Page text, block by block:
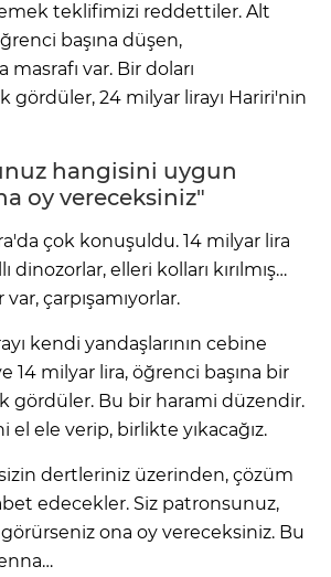
teklifimizi reddettiler. Alt
başına düşen,
masrafı var. Bir doları
gördüler, 24 milyar lirayı Hariri'nin
hangisini uygun
oy vereceksiniz"
çok konuşuldu. 14 milyar lira
dinozorlar, elleri kolları kırılmış…
çarpışamıyorlar.
kendi yandaşlarının cebine
14 milyar lira, öğrenci başına bir
gördüler. Bu bir harami düzendir.
el ele verip, birlikte yıkacağız.
dertleriniz üzerinden, çözüm
edecekler. Siz patronsunuz,
ona oy vereceksiniz. Bu